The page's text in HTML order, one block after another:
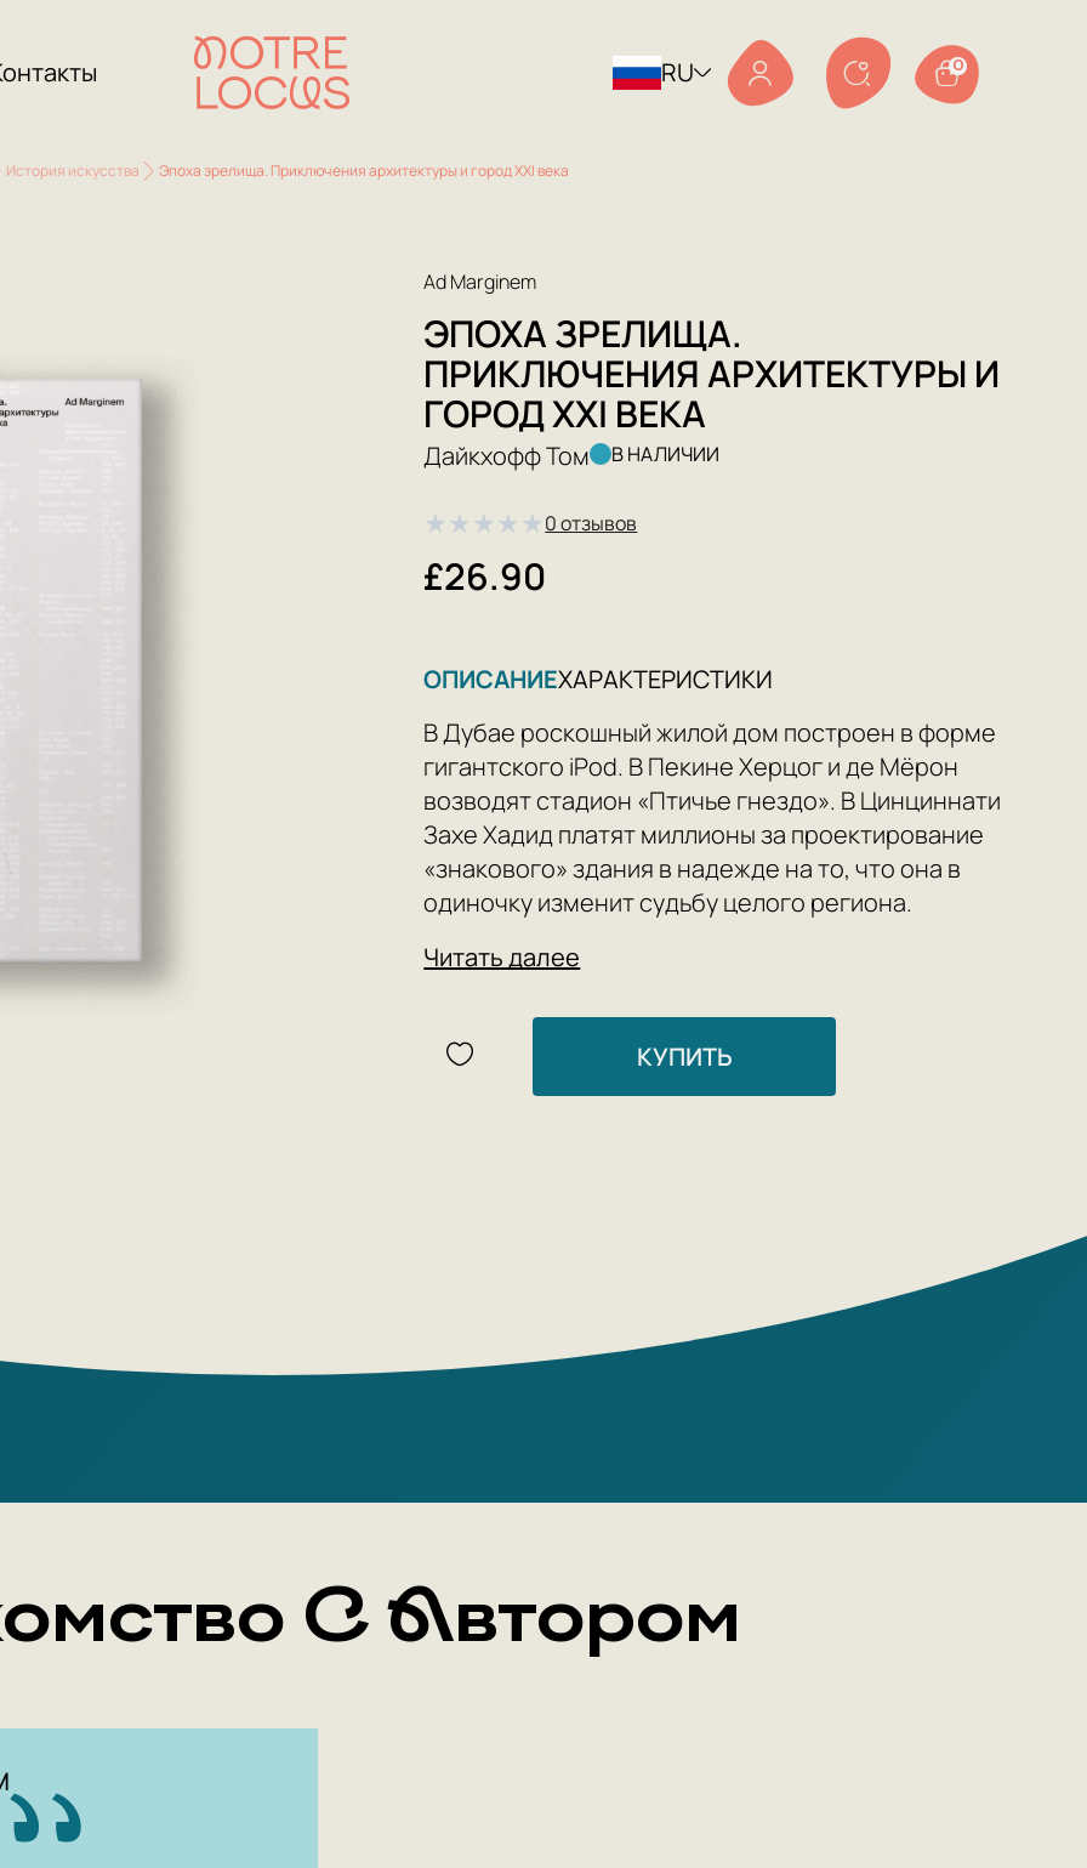
RU 0
История искусства Эпоха зрелища. Приключения архитектуры и город XXI века
Ad Marginem
ЭПОХА ЗРЕЛИЩА.
ПРИКЛЮЧЕНИЯ АРХИТЕКТУРЫ И
ГОРОД XXI ВЕКА
Дайкхофф Том В НАЛИЧИИ
★★★★★0 отзывов
£26.90
ОПИСАНИЕХАРАКТЕРИСТИКИ
В Дубае роскошный жилой дом построен в форме
гигантского iPod. В Пекине Херцог и де Мёрон
возводят стадион «Птичье гнездо». В Цинциннати
Захе Хадид платят миллионы за проектирование
«знакового» здания в надежде на то, что она в
одиночку изменит судьбу целого региона.
всё более монументальных, эффектных и
преображают окружающий ландшафт: Музей
Гуггенхайма в Бильбао Фрэнка Гери, «Огурчик»
Нормана Фостера, Еврейский музей Даниэля
ее ходе и результатах со знанием дела, размахом
и юмором. Исследуя городские ландшафты от
Нью-Йорка до Пекина, от Бильбао до Астаны, он
показывает, что мы не просто являемся
Читать далее
КУПИТЬ
С Автором